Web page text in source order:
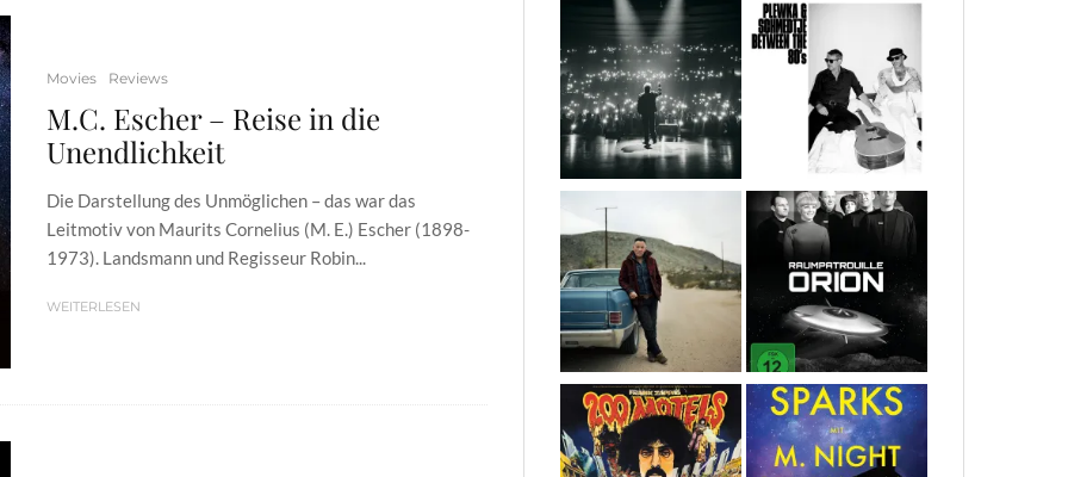
Movies Reviews
M.C. Escher – Reise in die
Unendlichkeit
Die Darstellung des Unmöglichen – das war das
Leitmotiv von Maurits Cornelius (M. E.) Escher (1898-
1973). Landsmann und Regisseur Robin...
WEITERLESEN